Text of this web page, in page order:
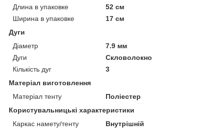
Длина в упаковке
52 см
Ширина в упаковке
17 см
Дуги
Діаметр
7.9 мм
Дуги
Скловолокно
Кількість дуг
3
Матеріал виготовлення
Матеріал тенту
Поліестер
Користувальницькі характеристики
Каркас намету/тенту
Внутрішній